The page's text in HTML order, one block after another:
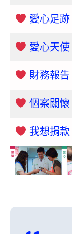
愛心足跡
愛心天使
財務報告
個案關懷
我想捐款